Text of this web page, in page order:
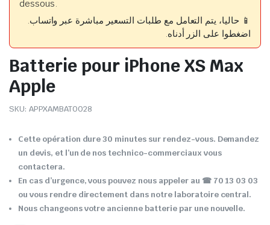
dessous.
📱 حاليا، يتم التعامل مع طلبات التسعير مباشرة عبر واتساب.
اضغطوا على الزر أدناه.
Batterie pour iPhone XS Max
Apple
SKU: APPXAMBAT0028
Cette opération dure 30 minutes sur rendez-vous. Demandez
un devis, et l’un de nos technico-commerciaux vous
contactera.
En cas d’urgence, vous pouvez nous appeler au ☎ 70 13 03 03
ou vous rendre directement dans notre laboratoire central.
Nous changeons votre ancienne batterie par une nouvelle.